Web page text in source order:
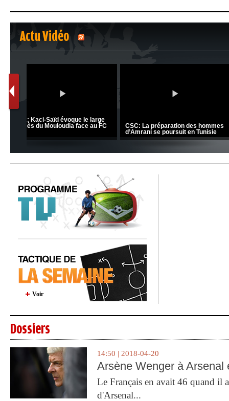
Actu Vidéo
1 2
succès du Mouloudia face
MFM
JSK: Brahim Zafour évoque la
Voir
Dossiers
14:50 | 2018-04-20
Arsène Wenger à Arsenal
Le Français en avait 46 quand il
d'Arsenal...